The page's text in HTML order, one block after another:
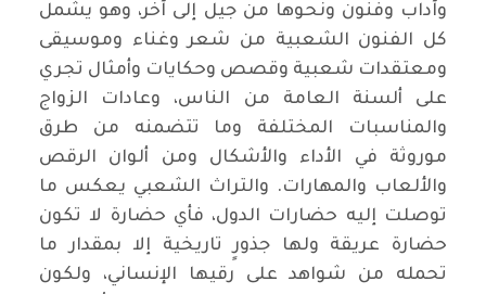
وآداب وفنون ونحوها من جيل إلى آخر، وهو يشمل
كل الفنون الشعبية من شعر وغناء وموسيقى
ومعتقدات شعبية وقصص وحكايات وأمثال تجري
على ألسنة العامة من الناس، وعادات الزواج
والمناسبات المختلفة وما تتضمنه من طرق
موروثة في الأداء والأشكال ومن ألوان الرقص
والألعاب والمهارات. والتراث الشعبي يعكس ما
توصلت إليه حضارات الدول، فأي حضارة لا تكون
حضارة عريقة ولها جذورٍ تاريخية إلا بمقدار ما
تحمله من شواهد على رقيها الإنساني، ولكون